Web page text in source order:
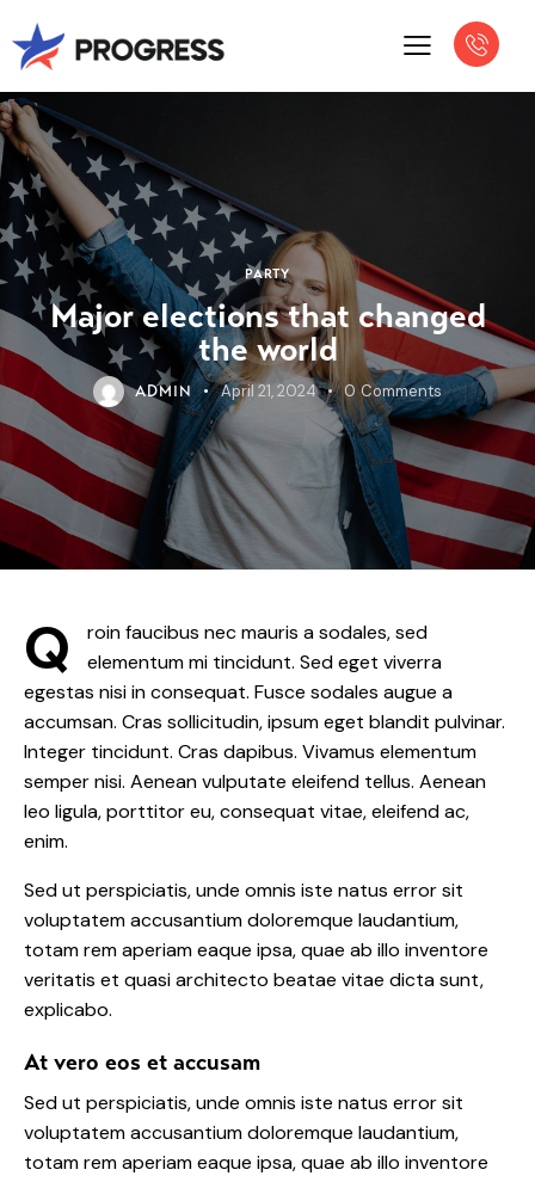
PARTY
Major elections that changed
the world
ADMIN April 21, 2024 0 Comments
Q
roin faucibus nec mauris a sodales, sed
elementum mi tincidunt. Sed eget viverra
egestas nisi in consequat. Fusce sodales augue a
accumsan. Cras sollicitudin, ipsum eget blandit pulvinar.
Integer tincidunt. Cras dapibus. Vivamus elementum
semper nisi. Aenean vulputate eleifend tellus. Aenean
leo ligula, porttitor eu, consequat vitae, eleifend ac,
enim.
Sed ut perspiciatis, unde omnis iste natus error sit
voluptatem accusantium doloremque laudantium,
totam rem aperiam eaque ipsa, quae ab illo inventore
veritatis et quasi architecto beatae vitae dicta sunt,
explicabo.
At vero eos et accusam
Sed ut perspiciatis, unde omnis iste natus error sit
voluptatem accusantium doloremque laudantium,
totam rem aperiam eaque ipsa, quae ab illo inventore